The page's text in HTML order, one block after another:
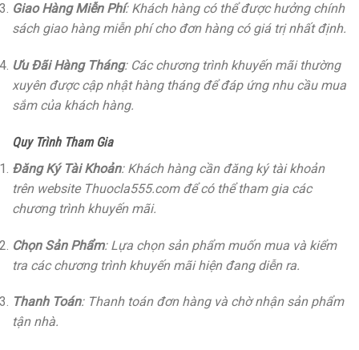
Giao Hàng Miễn Phí: Khách hàng có thể được hưởng chính
sách giao hàng miễn phí cho đơn hàng có giá trị nhất định.
Ưu Đãi Hàng Tháng: Các chương trình khuyến mãi thường
xuyên được cập nhật hàng tháng để đáp ứng nhu cầu mua
sắm của khách hàng.
Quy Trình Tham Gia
Đăng Ký Tài Khoản: Khách hàng cần đăng ký tài khoản
trên website Thuocla555.com để có thể tham gia các
chương trình khuyến mãi.
Chọn Sản Phẩm: Lựa chọn sản phẩm muốn mua và kiểm
tra các chương trình khuyến mãi hiện đang diễn ra.
Thanh Toán: Thanh toán đơn hàng và chờ nhận sản phẩm
tận nhà.